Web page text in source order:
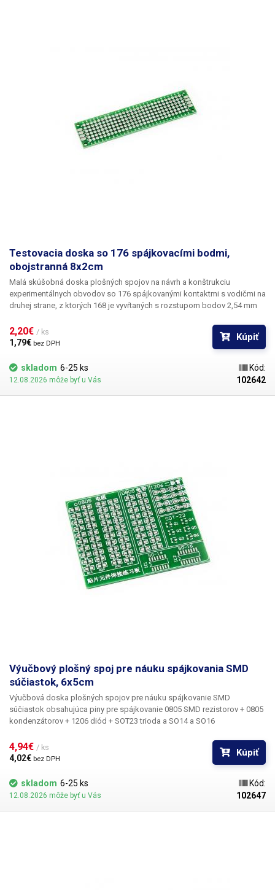
Testovacia doska so 176 spájkovacími bodmi,
obojstranná 8x2cm
Malá skúšobná doska plošných spojov na návrh a konštrukciu
experimentálnych obvodov so 176 spájkovanými kontaktmi s vodičmi na
druhej strane, z ktorých 168 je vyvŕtaných s rozstupom bodov 2,54 mm
dosky plošných spojov 8 × 2 cm. DPS má stĺpce a riadky označené
abecedou a číslami. Univerzálna vŕtaná cuprextitová DPS ponúka
jednoduchú, lacnú a predovšetkým rýchlu možnosť tvorby DPS bez
potreby zložitého navrhovania, leptania a vŕtania. Predvŕtanú DPS
jednoducho osadíte súčiastkami, spájkujete ich a vytvoríte medzi nimi
cínovú cestu spojením jednotlivých bodov alebo drôtených prepojok. V
porovnaní so sústavami bez spájkovania ponúka toto riešenie väčšiu
2,20€ / ks
1,79€ bez DPH
Kúpiť
skladom 6-25 ks
12.08.2026 môže byť u Vás
Kód:
102642
Výučbový plošný spoj pre náuku spájkovania SMD
súčiastok, 6x5cm
Výučbová doska plošných spojov pre náuku spájkovanie SMD
súčiastok obsahujúca piny pre spájkovanie 0805 SMD rezistorov + 0805
kondenzátorov + 1206 diód + SOT23 trioda a SO14 a SO16
zelenú masku s tlačenými menovkami. Vhodné predovšetkým do škôl
na prax a do školiacich centier. pocínované plôšky Rozmery: 6x5cm
4,94€ / ks
4,02€ bez DPH
Kúpiť
skladom 6-25 ks
12.08.2026 môže byť u Vás
Kód:
102647